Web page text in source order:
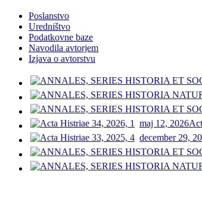
Poslanstvo
Uredništvo
Podatkovne baze
Navodila avtorjem
Izjava o avtorstvu
maj 12, 2026
december 29,